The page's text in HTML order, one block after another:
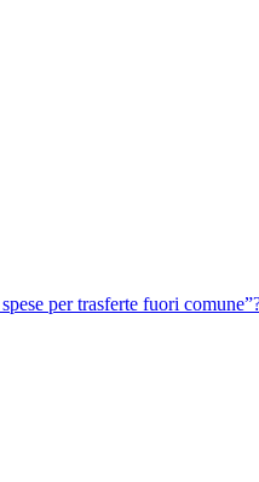
per trasferte fuori